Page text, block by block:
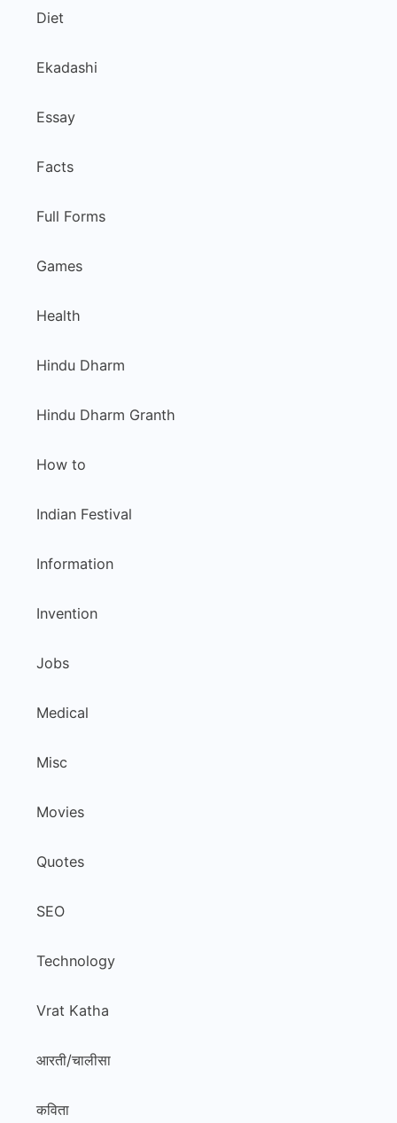
Diet
Ekadashi
Essay
Facts
Full Forms
Games
Health
Hindu Dharm
Hindu Dharm Granth
How to
Indian Festival
Information
Invention
Jobs
Medical
Misc
Movies
Quotes
SEO
Technology
Vrat Katha
आरती/चालीसा
कविता